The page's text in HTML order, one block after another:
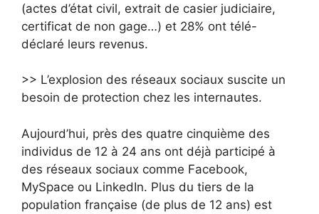
(actes d’état civil, extrait de casier judiciaire,
certificat de non gage…) et 28% ont télé-
déclaré leurs revenus.
>> L’explosion des réseaux sociaux suscite un
besoin de protection chez les internautes.
Aujourd’hui, près des quatre cinquième des
individus de 12 à 24 ans ont déjà participé à
des réseaux sociaux comme Facebook,
MySpace ou LinkedIn. Plus du tiers de la
population française (de plus de 12 ans) est